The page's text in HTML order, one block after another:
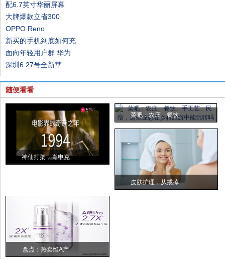
配6.7英寸华丽屏幕
大牌爆款立省300
OPPO Reno
新买的手机到底如何充
面向年轻用户群 华为
深圳6.27号全新苹
随便看看
神仙打架，肖申克
菜吧：农庄、餐饮
皮肤护理，从戒掉
盘点：热卖维A产